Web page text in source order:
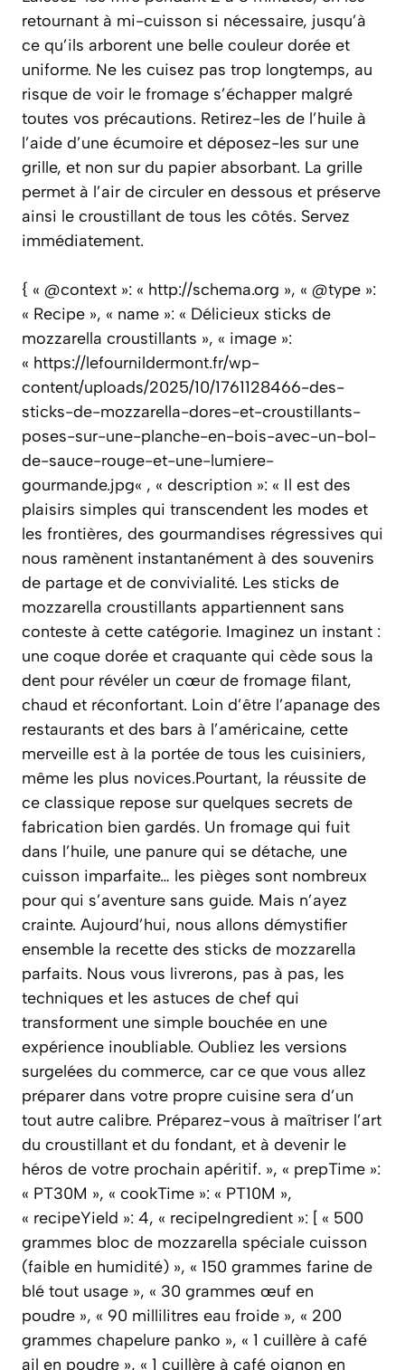
retournant à mi-cuisson si nécessaire, jusqu’à
ce qu’ils arborent une belle couleur dorée et
uniforme. Ne les cuisez pas trop longtemps, au
risque de voir le fromage s’échapper malgré
toutes vos précautions. Retirez-les de l’huile à
l’aide d’une écumoire et déposez-les sur une
grille, et non sur du papier absorbant. La grille
permet à l’air de circuler en dessous et préserve
ainsi le croustillant de tous les côtés. Servez
immédiatement.
{ « @context »: « http://schema.org », « @type »:
« Recipe », « name »: « Délicieux sticks de
mozzarella croustillants », « image »:
« https://lefournildermont.fr/wp-
content/uploads/2025/10/1761128466-des-
sticks-de-mozzarella-dores-et-croustillants-
poses-sur-une-planche-en-bois-avec-un-bol-
de-sauce-rouge-et-une-lumiere-
gourmande.jpg« , « description »: « Il est des
plaisirs simples qui transcendent les modes et
les frontières, des gourmandises régressives qui
nous ramènent instantanément à des souvenirs
de partage et de convivialité. Les sticks de
mozzarella croustillants appartiennent sans
conteste à cette catégorie. Imaginez un instant :
une coque dorée et craquante qui cède sous la
dent pour révéler un cœur de fromage filant,
chaud et réconfortant. Loin d’être l’apanage des
restaurants et des bars à l’américaine, cette
merveille est à la portée de tous les cuisiniers,
même les plus novices.Pourtant, la réussite de
ce classique repose sur quelques secrets de
fabrication bien gardés. Un fromage qui fuit
dans l’huile, une panure qui se détache, une
cuisson imparfaite… les pièges sont nombreux
pour qui s’aventure sans guide. Mais n’ayez
crainte. Aujourd’hui, nous allons démystifier
ensemble la recette des sticks de mozzarella
parfaits. Nous vous livrerons, pas à pas, les
techniques et les astuces de chef qui
transforment une simple bouchée en une
expérience inoubliable. Oubliez les versions
surgelées du commerce, car ce que vous allez
préparer dans votre propre cuisine sera d’un
tout autre calibre. Préparez-vous à maîtriser l’art
du croustillant et du fondant, et à devenir le
héros de votre prochain apéritif. », « prepTime »:
« PT30M », « cookTime »: « PT10M »,
« recipeYield »: 4, « recipeIngredient »: [ « 500
grammes bloc de mozzarella spéciale cuisson
(faible en humidité) », « 150 grammes farine de
blé tout usage », « 30 grammes œuf en
poudre », « 90 millilitres eau froide », « 200
grammes chapelure panko », « 1 cuillère à café
ail en poudre », « 1 cuillère à café oignon en